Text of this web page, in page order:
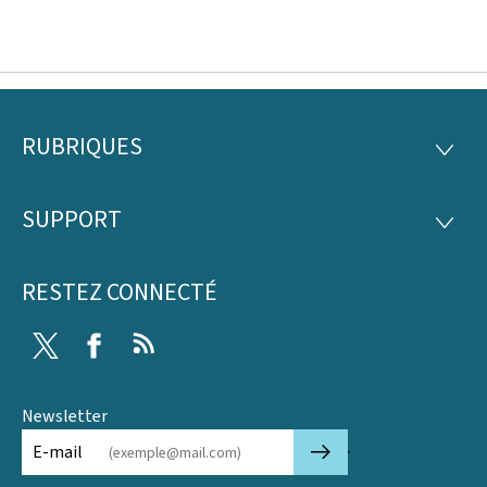
Pied
page
RUBRIQUES
SUPPORT
RESTEZ CONNECTÉ
Twitter Facebook
Newsletter
E-mail
🡒